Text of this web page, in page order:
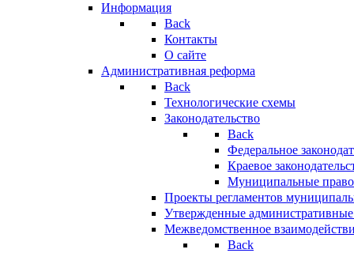
Информация
Back
Контакты
О сайте
Административная реформа
Back
Технологические схемы
Законодательство
Back
Федеральное
Краевое
Муниципальные
Проекты регламентов
Утвержденные
Межведомственное
Back